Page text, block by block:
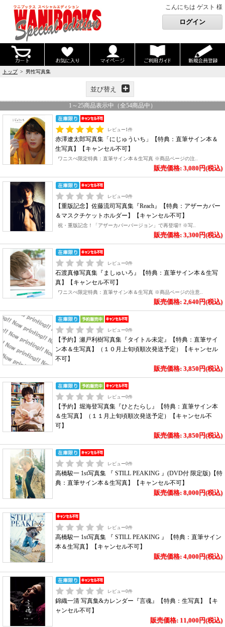
こんにちは ゲスト 様
トップ> 男性写真集
並び替え
1 ～ 25商品表示中（全54商品中）
レビュー1件
赤澤遼太郎写真集「にじゅういち」【特典：直筆サイン本＆
生写真】【キャンセル不可】
ワニスぺ限定特典：直筆サイン本＆生写真 ※商品ページの注..
販売価格: 3,080円(税込)
レビュー0件
【重版記念】佐藤流司写真集『Reach』【特典：アザーカバー
＆マスクチケットホルダー】【キャンセル不可】
祝・重版記念！「アザーカバーバージョン」で再登場!! ※写..
販売価格: 3,300円(税込)
レビュー0件
石渡真修写真集『ましゅいろ』【特典：直筆サイン本＆生写
真】【キャンセル不可】
ワニスぺ限定特典：直筆サイン本＆生写真 ※商品ページの注意..
販売価格: 2,640円(税込)
レビュー0件
【予約】瀬戸利樹写真集『タイトル未定』【特典：直筆サイ
ン本＆生写真】（１０月上旬頃順次発送予定）【キャンセル
不可】
販売価格: 3,850円(税込)
レビュー0件
【予約】堀海登写真集『ひとたらし』【特典：直筆サイン本
＆生写真】（１１月上旬頃順次発送予定）【キャンセル不
可】
販売価格: 3,850円(税込)
レビュー0件
高橋駿一 1st写真集 『 STILL PEAKING 』(DVD付 限定版)【特
典：直筆サイン本＆生写真】【キャンセル不可】
販売価格: 8,000円(税込)
レビュー0件
高橋駿一 1st写真集 『 STILL PEAKING 』【特典：直筆サイン
本＆生写真】【キャンセル不可】
販売価格: 4,000円(税込)
レビュー0件
錦織一清 写真集&カレンダー『言魂』【特典：生写真】【キ
ャンセル不可】
販売価格: 11,000円(税込)